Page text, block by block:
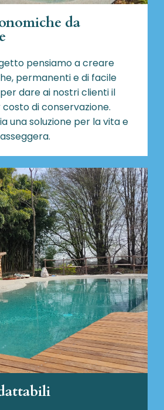
da
pensiamo a creare
permanenti e di facile
dare ai nostri clienti il
di conservazione.
una soluzione per la vita e